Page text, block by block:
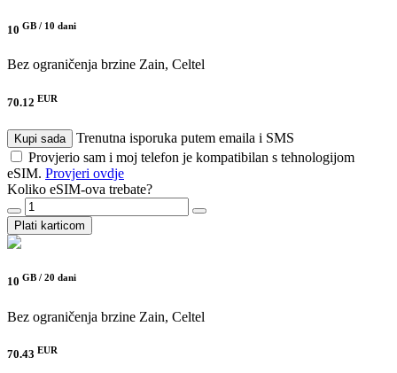
10 GB / 10 dani
Bez ograničenja brzine Zain, Celtel
70.12 EUR
Kupi sada
Trenutna isporuka putem emaila i SMS
Provjerio sam i moj telefon je kompatibilan s tehnologijom
eSIM. Provjeri ovdje
Koliko eSIM-ova trebate?
Plati karticom
10 GB / 20 dani
Bez ograničenja brzine Zain, Celtel
70.43 EUR